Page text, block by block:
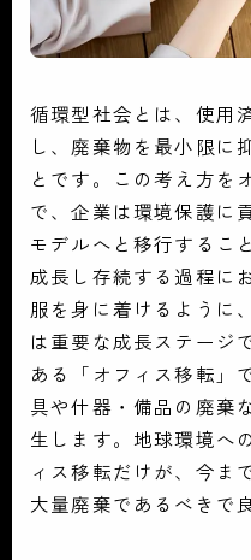
循環型社会とは、使用
し、廃棄物を最小限に
とです。この考え方を
で、企業は環境保護に
モデルへと移行するこ
成長し存続する過程に
服を身に着けるように
は重要な成長ステージ
ある「オフィス移転」
具や什器・備品の廃棄
生します。地球環境へ
ィス移転だけが、今ま
大量廃棄であるべきで